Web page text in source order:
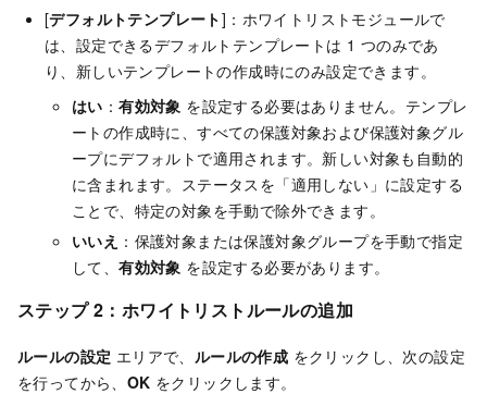
[デフォルトテンプレート]：ホワイトリストモジュールで
は、設定できるデフォルトテンプレートは 1 つのみであ
り、新しいテンプレートの作成時にのみ設定できます。
はい ：有効対象 を設定する必要はありません。テンプレ
ートの作成時に、すべての保護対象および保護対象グル
ープにデフォルトで適用されます。新しい対象も自動的
に含まれます。ステータスを「適用しない」に設定する
ことで、特定の対象を手動で除外できます。
いいえ ：保護対象または保護対象グループを手動で指定
して、有効対象 を設定する必要があります。
ステップ 2：ホワイトリストルールの追加
ルールの設定 エリアで、 ルールの作成 をクリックし、次の設定
を行ってから、 OK をクリックします。